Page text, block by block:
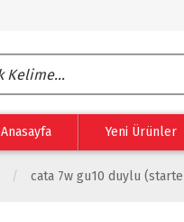
Anasayfa Yeni Ürünler
cata 7w gu10 duylu